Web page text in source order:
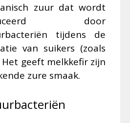
zuur dat wordt
door
tijdens de
van suikers (zoals
Het geeft melkkefir zijn
zure smaak.